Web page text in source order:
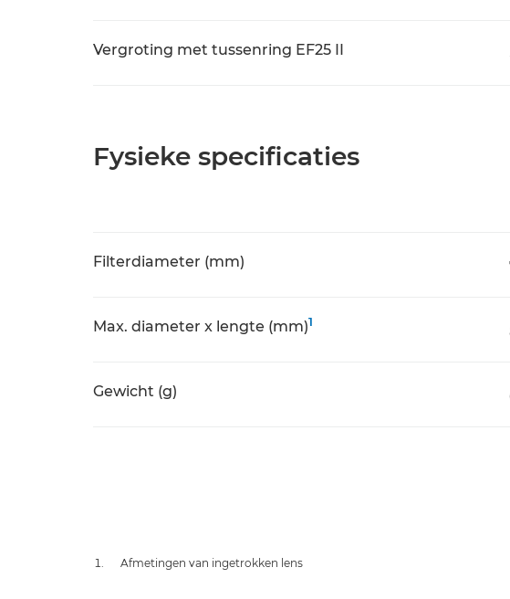
Vergroting met tussenring EF25 II
Fysieke specificaties
Filterdiameter (mm)
Max. diameter x lengte (mm)1
Gewicht (g)
Afmetingen van ingetrokken lens